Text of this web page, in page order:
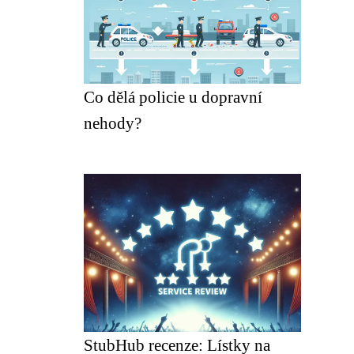
Co dělá policie u dopravní
nehody?
StubHub recenze: Lístky na